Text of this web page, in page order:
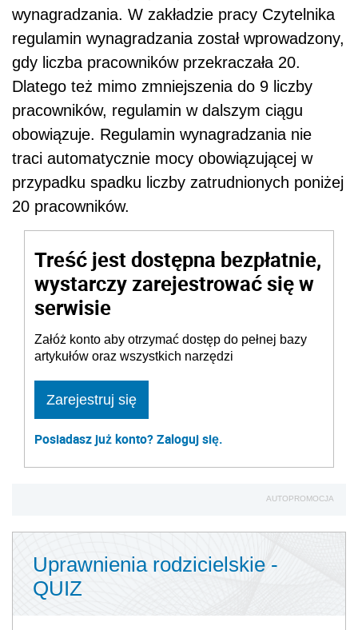
wynagradzania. W zakładzie pracy Czytelnika
regulamin wynagradzania został wprowadzony,
gdy liczba pracowników przekraczała 20.
Dlatego też mimo zmniejszenia do 9 liczby
pracowników, regulamin w dalszym ciągu
obowiązuje. Regulamin wynagradzania nie
traci automatycznie mocy obowiązującej w
przypadku spadku liczby zatrudnionych poniżej
20 pracowników.
Treść jest dostępna bezpłatnie,
wystarczy zarejestrować się w
serwisie
Załóż konto aby otrzymać dostęp do pełnej bazy
artykułów oraz wszystkich narzędzi
Zarejestruj się
Posiadasz już konto? Zaloguj się.
AUTOPROMOCJA
Uprawnienia rodzicielskie -
QUIZ